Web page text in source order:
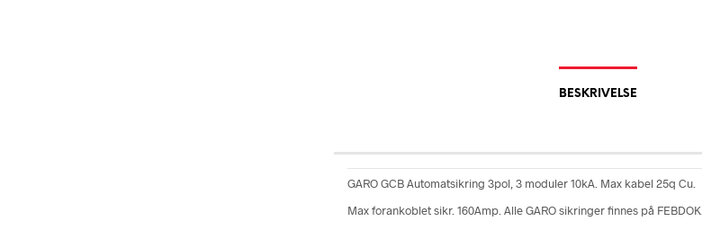
BESKRIVELSE
GARO GCB Automatsikring 3pol, 3 moduler 10kA. Max kabel 25q Cu.
Max forankoblet sikr. 160Amp. Alle GARO sikringer finnes på FEBDOK.